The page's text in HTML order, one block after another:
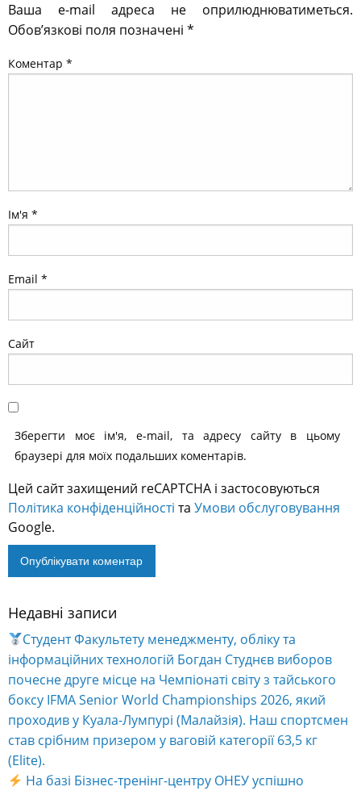
Ваша e-mail адреса не оприлюднюватиметься.
Обов’язкові поля позначені *
Коментар *
Ім'я *
Email *
Сайт
Зберегти моє ім'я, e-mail, та адресу сайту в цьому
браузері для моїх подальших коментарів.
Цей сайт захищений reCAPTCHA і застосовуються
Політика конфіденційності та Умови обслуговування
Google.
Alternative:
Недавні записи
Студент Факультету менеджменту, обліку та
інформаційних технологій Богдан Студнєв виборов
почесне друге місце на Чемпіонаті світу з тайського
боксу IFMA Senior World Championships 2026, який
проходив у Куала-Лумпурі (Малайзія). Наш спортсмен
став срібним призером у ваговій категорії 63,5 кг
(Elite).
На базі Бізнес-тренінг-центру ОНЕУ успішно